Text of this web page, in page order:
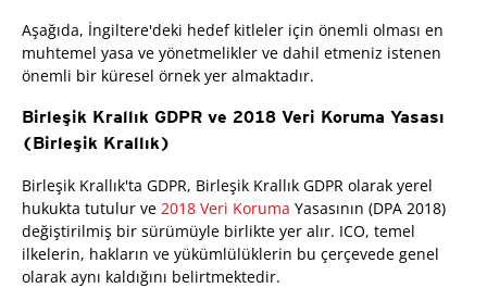
Aşağıda, İngiltere'deki hedef kitleler için önemli olması en
muhtemel yasa ve yönetmelikler ve dahil etmeniz istenen
önemli bir küresel örnek yer almaktadır.
Birleşik Krallık GDPR ve 2018 Veri Koruma Yasası
(Birleşik Krallık)
Birleşik Krallık'ta GDPR, Birleşik Krallık GDPR olarak yerel
hukukta tutulur ve 2018 Veri Koruma Yasasının (DPA 2018)
değiştirilmiş bir sürümüyle birlikte yer alır. ICO, temel
ilkelerin, hakların ve yükümlülüklerin bu çerçevede genel
olarak aynı kaldığını belirtmektedir.